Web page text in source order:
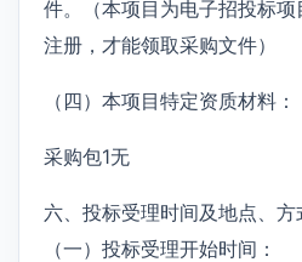
件。（本项目为电子招投标
注册，才能领取采购文件）
（四）本项目特定资质材料：
采购包1无
六、投标受理时间及地点、方
（一）投标受理开始时间：